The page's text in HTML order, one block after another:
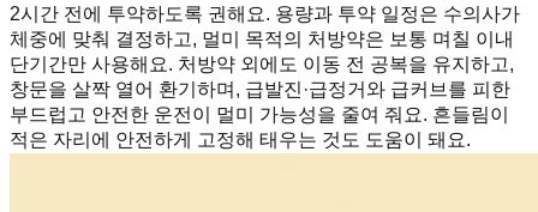
2시간 전에 투약하도록 권해요. 용량과 투약 일정은 수의사가
체중에 맞춰 결정하고, 멀미 목적의 처방약은 보통 며칠 이내
단기간만 사용해요. 처방약 외에도 이동 전 공복을 유지하고,
창문을 살짝 열어 환기하며, 급발진·급정거와 급커브를 피한
부드럽고 안전한 운전이 멀미 가능성을 줄여 줘요. 흔들림이
적은 자리에 안전하게 고정해 태우는 것도 도움이 돼요.